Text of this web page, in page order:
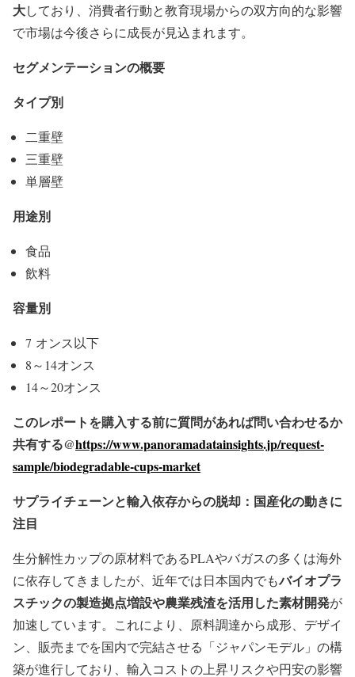
大しており、消費者行動と教育現場からの双方向的な影響
で市場は今後さらに成長が見込まれます。
セグメンテーションの概要
タイプ別
二重壁
三重壁
単層壁
用途別
食品
飲料
容量別
7 オンス以下
8～14オンス
14～20オンス
このレポートを購入する前に質問があれば問い合わせるか
共有する@https://www.panoramadatainsights.jp/request-
sample/biodegradable-cups-market
サプライチェーンと輸入依存からの脱却：国産化の動きに
注目
生分解性カップの原材料であるPLAやバガスの多くは海外
に依存してきましたが、近年では日本国内でもバイオプラ
スチックの製造拠点増設や農業残渣を活用した素材開発が
加速しています。これにより、原料調達から成形、デザイ
ン、販売までを国内で完結させる「ジャパンモデル」の構
築が進行しており、輸入コストの上昇リスクや円安の影響